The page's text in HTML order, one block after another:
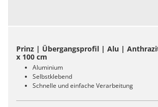
Prinz | Übergangsprofil | Alu |
x 100 cm
Aluminium
Selbstklebend
Schnelle und einfache Verarbeitung